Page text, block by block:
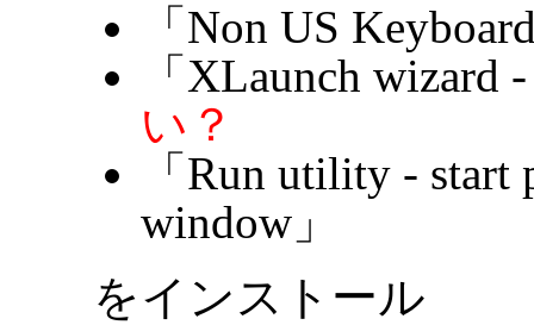
「Non US
「XLaunch
い？
「Run utility - start
window」
をインストール